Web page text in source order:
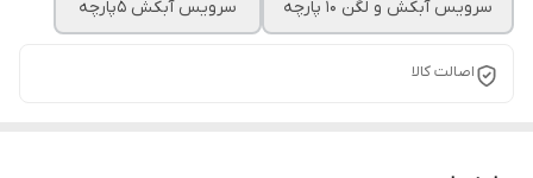
سرویس آبکش و لگن ۱۰ پارچه سرویس آبکش ۵پارچه
اصالت کالا